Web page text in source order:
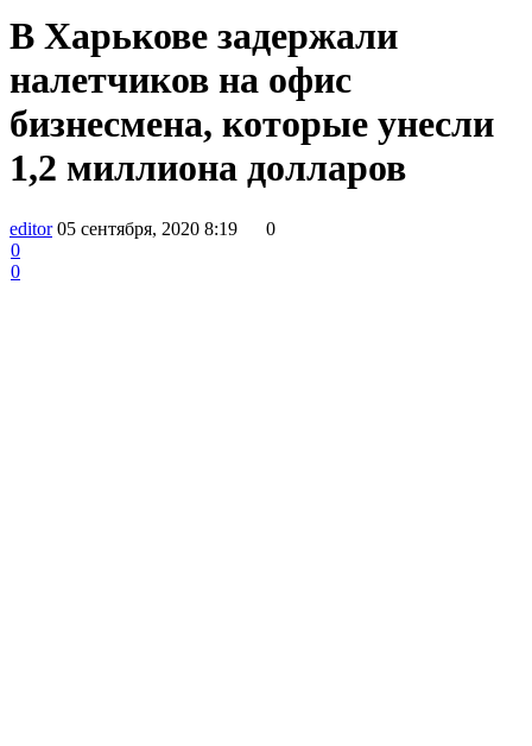
В Харькове задержали
налетчиков на офис
бизнесмена, которые унесли
1,2 миллиона долларов
editor 05 сентября, 2020 8:19
0
0
0